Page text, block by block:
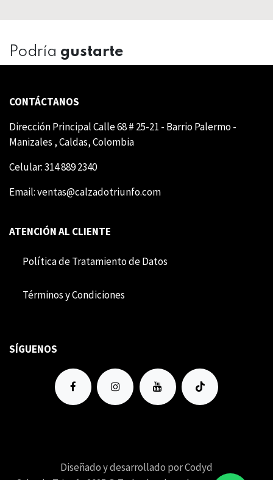
Podría gustarte
CONTÁCTANOS
Dirección Principal Calle 68 # 25-21 - Barrio Palermo -
Manizales , Caldas, Colombia
Celular: 314 889 2340
Email:ventas@calzadotriunfo.com
ATENCIÓN AL CLIENTE
Política de Tratamiento de Datos
Término​​s y Condiciones
SÍGUENOS
Diseñado y desarrollado por Codyd